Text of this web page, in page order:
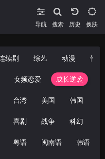
导航 搜索 换肤
续剧 综艺 动漫 伦理
女频恋爱 成长逆袭
台湾 美国 韩国
喜剧 战争 科幻
粤语 闽南语 韩语